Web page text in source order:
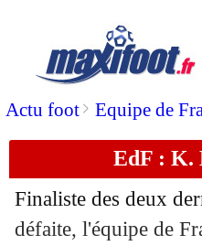
Actu foot> Equipe de
EdF : K.
Finaliste des deux
défaite, l'équipe de
27/03 Bayern: un
27/03 PSG: la mise
Man Utd :
27/03 Lille: David